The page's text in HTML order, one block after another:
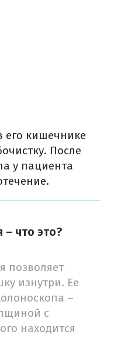
его кишечнике
После
у пациента
– что это?
позволяет
изнутри. Ее
–
с
находится